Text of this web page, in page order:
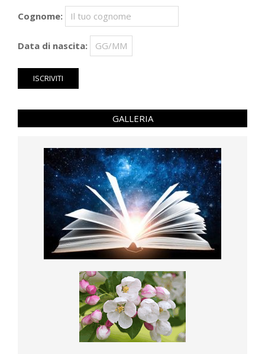
Cognome:
Data di nascita:
GALLERIA